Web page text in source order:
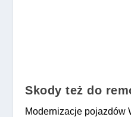
Skody też do
Modernizacje pojazdów